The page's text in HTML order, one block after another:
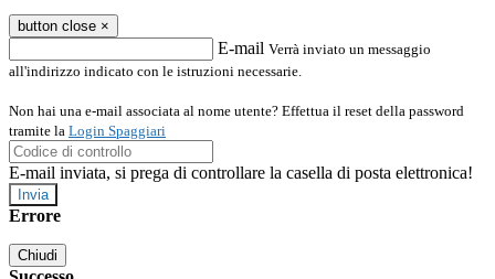
button close ×
E-mail Verrà inviato un messaggio
all'indirizzo indicato con le istruzioni necessarie.
Non hai una e-mail associata al nome utente? Effettua il reset della password
tramite la Login Spaggiari
E-mail inviata, si prega di controllare la casella di posta elettronica!
Errore
Chiudi